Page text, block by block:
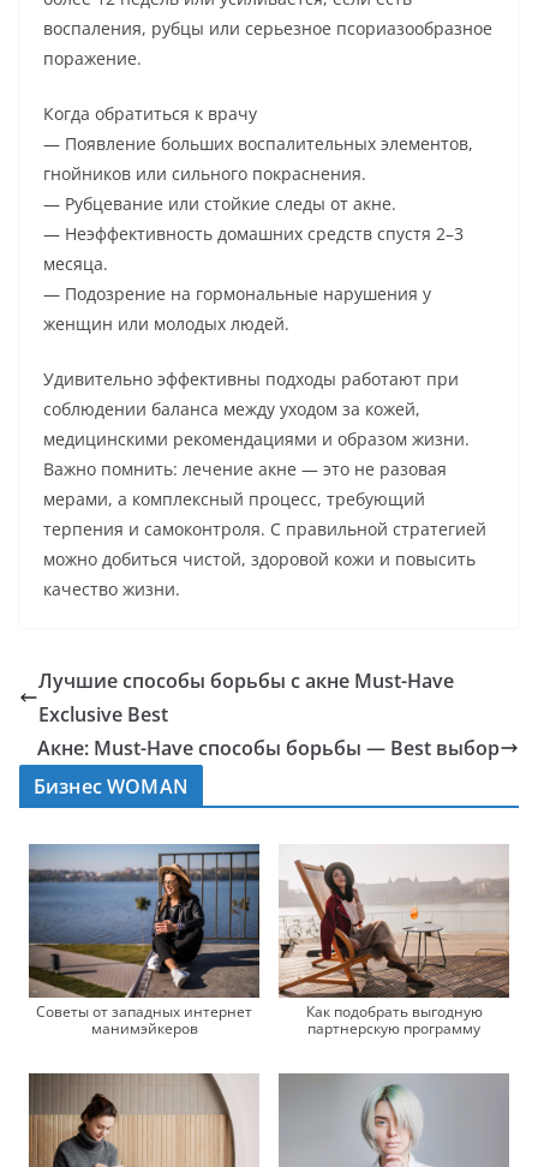
воспаления, рубцы или серьезное псориазообразное
поражение.
Когда обратиться к врачу
— Появление больших воспалительных элементов,
гнойников или сильного покраснения.
— Рубцевание или стойкие следы от акне.
— Неэффективность домашних средств спустя 2–3
месяца.
— Подозрение на гормональные нарушения у
женщин или молодых людей.
Удивительно эффективны подходы работают при
соблюдении баланса между уходом за кожей,
медицинскими рекомендациями и образом жизни.
Важно помнить: лечение акне — это не разовая
мерами, а комплексный процесс, требующий
терпения и самоконтроля. С правильной стратегией
можно добиться чистой, здоровой кожи и повысить
качество жизни.
Лучшие способы борьбы с акне Must-Have
Exclusive Best
Акне: Must-Have способы борьбы — Best выбор
Бизнес WOMAN
Советы от западных интернет
манимэйкеров
Как подобрать выгодную
партнерскую программу